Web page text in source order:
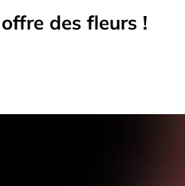
des fleurs !